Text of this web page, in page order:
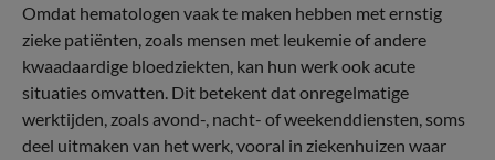
Omdat hematologen vaak te maken hebben met ernstig
zieke patiënten, zoals mensen met leukemie of andere
kwaadaardige bloedziekten, kan hun werk ook acute
situaties omvatten. Dit betekent dat onregelmatige
werktijden, zoals avond-, nacht- of weekenddiensten, soms
deel uitmaken van het werk, vooral in ziekenhuizen waar